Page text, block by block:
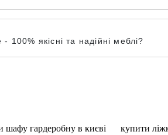
якісні та надійні меблі?
шафу гардеробну в києві купити